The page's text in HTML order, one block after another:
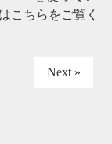
こちらをご覧く
Next »